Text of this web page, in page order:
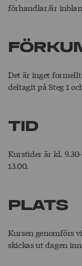
förhandlar/är
Det är inget
deltagit på Steg 1
TID
Kurstider är kl.
13.00.
PLATS
Kursen genomförs
skickas ut dagen